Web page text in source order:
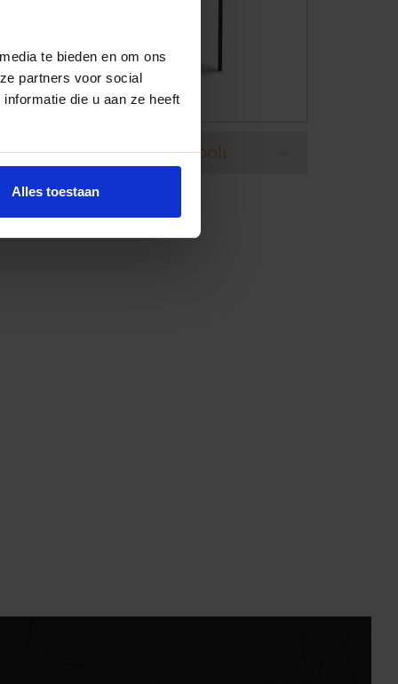
te bieden en om ons
partners voor social
die u aan ze heeft
Alles toestaan
Eetstoel Musterring Napooli